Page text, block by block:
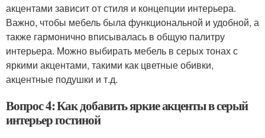
акцентами зависит от стиля и концепции интерьера.
Важно, чтобы мебель была функциональной и удобной, а
также гармонично вписывалась в общую палитру
интерьера. Можно выбирать мебель в серых тонах с
яркими акцентами, такими как цветные обивки,
акцентные подушки и т.д.
Вопрос 4: Как добавить яркие акценты в серый
интерьер гостиной